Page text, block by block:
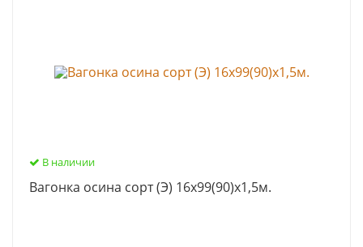
В наличии
Вагонка осина сорт (Э) 16х99(90)х1,5м.